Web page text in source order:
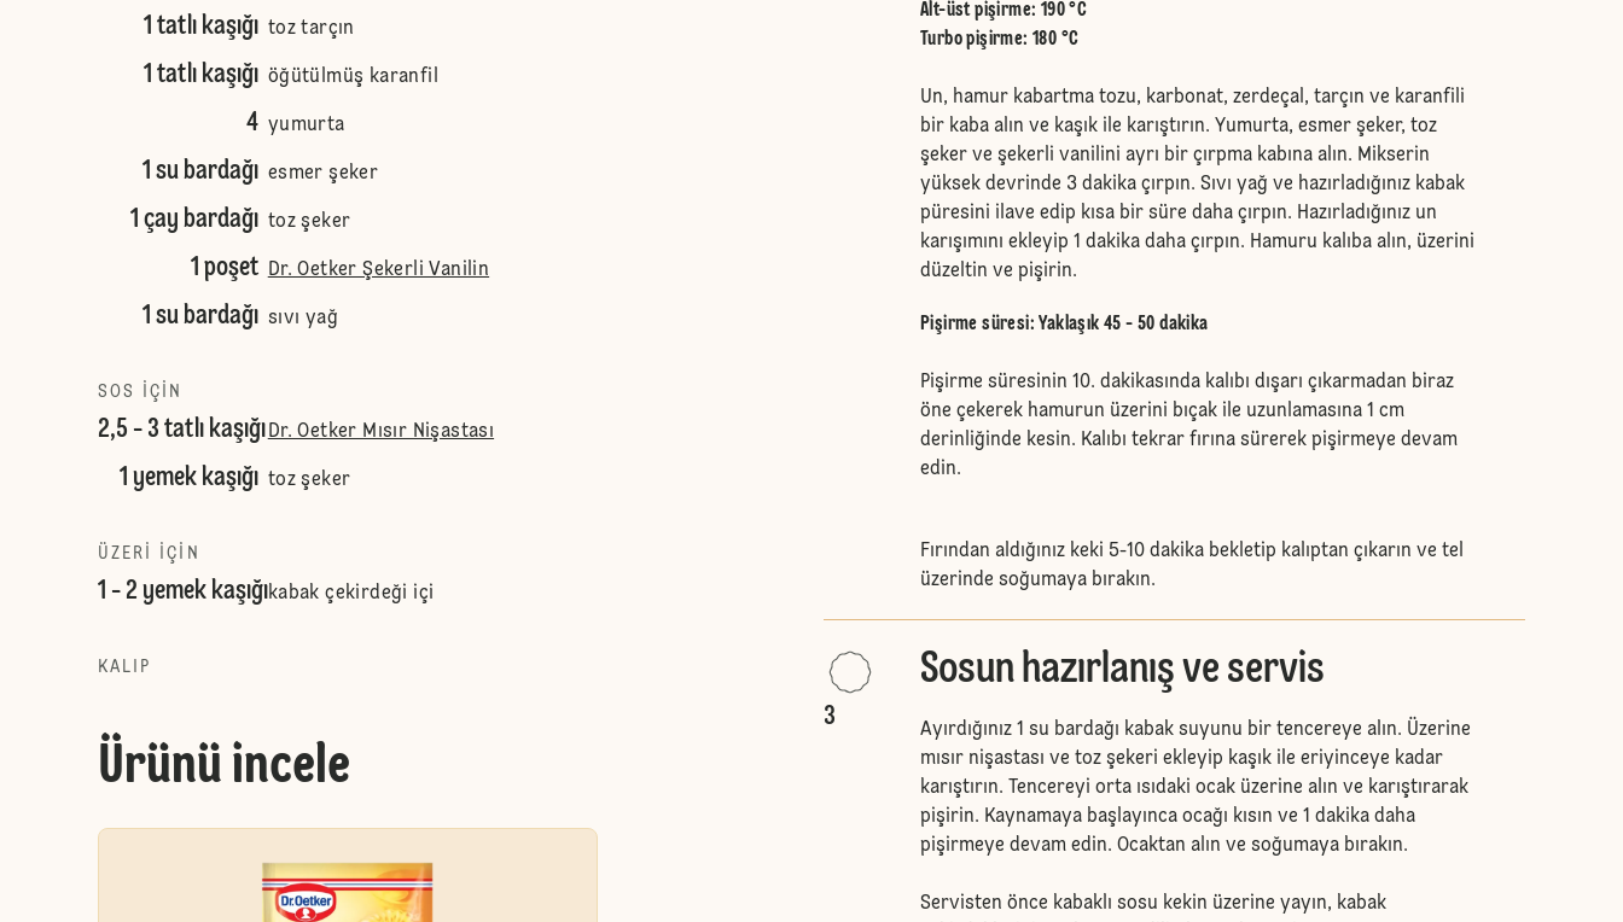
1 tatlı kaşığı toz tarçın
1 tatlı kaşığı öğütülmüş karanfil
4 yumurta
1 su bardağı esmer şeker
1 çay bardağı toz şeker
1 poşet Dr. Oetker Şekerli Vanilin
1 su bardağı sıvı yağ
SOS IÇIN
2,5 - 3 tatlı kaşığı Dr. Oetker Mısır Nişastası
1 yemek kaşığı toz şeker
ÜZERI IÇIN
1 - 2 yemek kaşığıkabak çekirdeği içi
KALIP
Ürünü incele
Alt-üst pişirme: 190 °C
Turbo pişirme: 180 °C
Un, hamur kabartma tozu, karbonat, zerdeçal, tarçın ve karanfili
bir kaba alın ve kaşık ile karıştırın. Yumurta, esmer şeker, toz
şeker ve şekerli vanilini ayrı bir çırpma kabına alın. Mikserin
yüksek devrinde 3 dakika çırpın. Sıvı yağ ve hazırladığınız kabak
püresini ilave edip kısa bir süre daha çırpın. Hazırladığınız un
karışımını ekleyip 1 dakika daha çırpın. Hamuru kalıba alın, üzerini
düzeltin ve pişirin.
Pişirme süresi: Yaklaşık 45 - 50 dakika
Pişirme süresinin 10. dakikasında kalıbı dışarı çıkarmadan biraz
öne çekerek hamurun üzerini bıçak ile uzunlamasına 1 cm
derinliğinde kesin. Kalıbı tekrar fırına sürerek pişirmeye devam
edin.
Fırından aldığınız keki 5-10 dakika bekletip kalıptan çıkarın ve tel
üzerinde soğumaya bırakın.
3
Sosun hazırlanış ve servis
Ayırdığınız 1 su bardağı kabak suyunu bir tencereye alın. Üzerine
mısır nişastası ve toz şekeri ekleyip kaşık ile eriyinceye kadar
karıştırın. Tencereyi orta ısıdaki ocak üzerine alın ve karıştırarak
pişirin. Kaynamaya başlayınca ocağı kısın ve 1 dakika daha
pişirmeye devam edin. Ocaktan alın ve soğumaya bırakın.
Servisten önce kabaklı sosu kekin üzerine yayın, kabak